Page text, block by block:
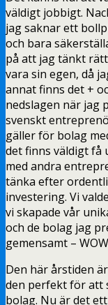
väldigt jobbigt.
jag saknar ett
och bara
på att jag tänkt
vara sin egen, då
annat finns det +
nedslagen när jag
svenskt
gäller för bolag
det finns väldigt få
med andra
tänka efter
investering. Vi
vi skapade vår
och de bolag jag
gemensamt –
Den här årstiden
den perfekt för att
bolag. Nu är det